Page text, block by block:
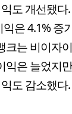
도 개선됐다
은 4.1% 증
크는 비이자
익은 늘었지
도 감소했다.